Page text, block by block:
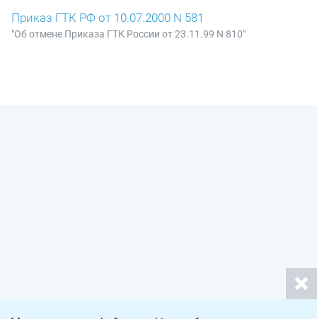
Приказ ГТК РФ от 10.07.2000 N 581
"Об отмене Приказа ГТК России от 23.11.99 N 810"